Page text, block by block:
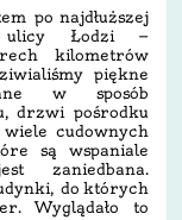
po najdłuższej
ulicy Łodzi —
kilometrów
piękne
w sposób
drzwi pośrodku
cudownych
są wspaniale
zaniedbana.
do których
Wyglądało to